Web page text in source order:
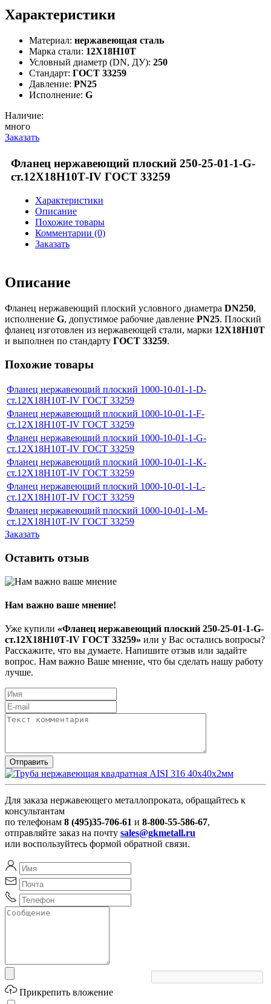
Характеристики
Материал: нержавеющая сталь
Марка стали: 12Х18Н10Т
Условный диаметр (DN, ДУ): 250
Стандарт: ГОСТ 33259
Давление: PN25
Исполнение: G
Наличие:
много
Заказать
Фланец нержавеющий плоский 250-25-01-1-G-
ст.12Х18Н10Т-IV ГОСТ 33259
Характеристики
Описание
Похожие товары
Комментарии (0)
Заказать
Описание
Фланец нержавеющий плоский условного диаметра DN250,
исполнение G, допустимое рабочие давление PN25. Плоский
фланец изготовлен из нержавеющей стали, марки 12Х18Н10Т
и выполнен по стандарту ГОСТ 33259.
Похожие товары
Фланец нержавеющий плоский 1000-10-01-1-D-
ст.12Х18Н10Т-IV ГОСТ 33259
Фланец нержавеющий плоский 1000-10-01-1-F-
ст.12Х18Н10Т-IV ГОСТ 33259
Фланец нержавеющий плоский 1000-10-01-1-G-
ст.12Х18Н10Т-IV ГОСТ 33259
Фланец нержавеющий плоский 1000-10-01-1-K-
ст.12Х18Н10Т-IV ГОСТ 33259
Фланец нержавеющий плоский 1000-10-01-1-L-
ст.12Х18Н10Т-IV ГОСТ 33259
Фланец нержавеющий плоский 1000-10-01-1-M-
ст.12Х18Н10Т-IV ГОСТ 33259
Заказать
Оставить отзыв
Нам важно ваше мнение!
Уже купили «Фланец нержавеющий плоский 250-25-01-1-G-
ст.12Х18Н10Т-IV ГОСТ 33259» или у Вас остались вопросы?
Расскажите, что вы думаете. Напишите отзыв или задайте
вопрос. Нам важно Ваше мнение, что бы сделать нашу работу
лучше.
Для заказа нержавеющего металлопроката, обращайтесь к
консультантам
по телефонам 8 (495)35-706-61 и 8-800-55-586-67,
отправляйте заказ на почту sales@gkmetall.ru
или воспользуйтесь формой обратной связи.
Прикрепить вложение